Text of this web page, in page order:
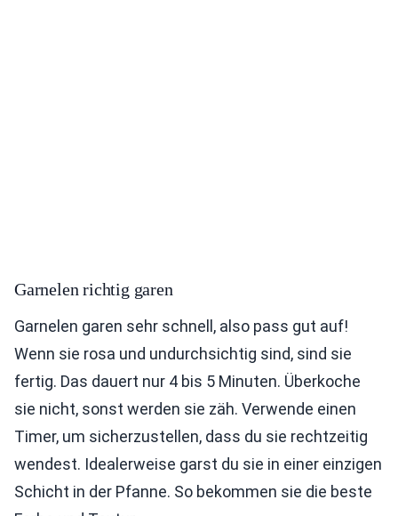
Garnelen richtig garen
Garnelen garen sehr schnell, also pass gut auf!
Wenn sie rosa und undurchsichtig sind, sind sie
fertig. Das dauert nur 4 bis 5 Minuten. Überkoche
sie nicht, sonst werden sie zäh. Verwende einen
Timer, um sicherzustellen, dass du sie rechtzeitig
wendest. Idealerweise garst du sie in einer einzigen
Schicht in der Pfanne. So bekommen sie die beste